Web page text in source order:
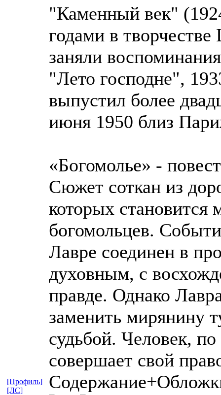
"Каменный век"
годами в
заняли
"Лето господне",
выпустил более
июня 1950 близ
«Богомолье» -
Сюжет соткан из
которых становится
богомольцев.
Лавре соединен в
духовным, с
правде. Однако
заменить мирянину
судьбой. Человек,
совершает свой
[Профиль]
[ЛС]